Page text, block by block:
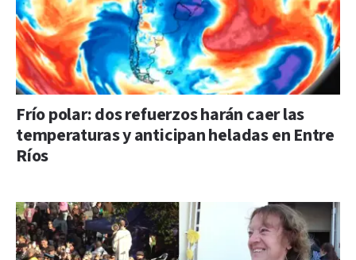
Frío polar: dos refuerzos harán caer las
temperaturas y anticipan heladas en Entre
Ríos